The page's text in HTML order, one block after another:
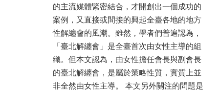
的主流媒體緊密結合，才開創出一個成功的
案例，又直接或間接的興起全臺各地的地方
性解纏會的風潮。雖然，學者們普遍認為，
「臺北解纏會」是全臺首次由女性主導的組
織。但本文認為，由女性擔任會長與副會長
的臺北解纏會，是屬於策略性質，實質上並
非全然由女性主導。 本文另外關注的問題是